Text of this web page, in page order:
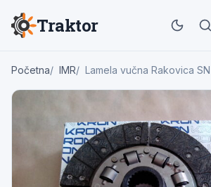
Traktor
Početna IMR Lamela vučna Rakovica SN